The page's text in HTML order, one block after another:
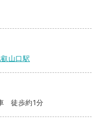
山口駅
徒歩約1分